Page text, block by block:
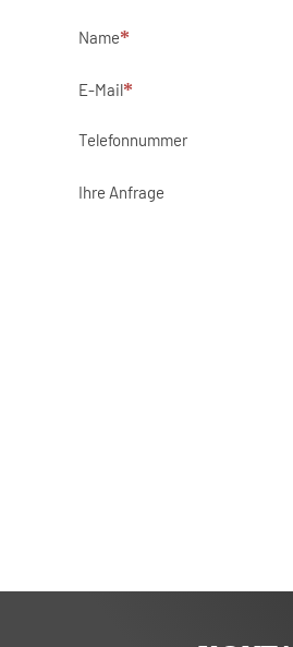
Name
E-Mail
Telefonnummer
Ihre Anfrage